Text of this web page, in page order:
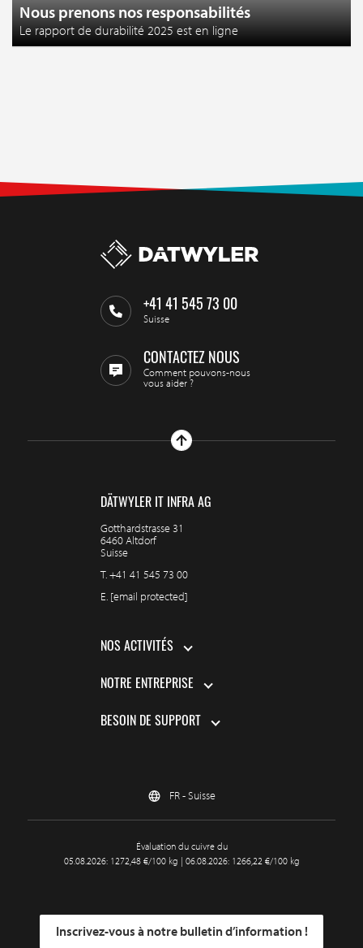
Nous prenons nos responsabilités
Le rapport de durabilité 2025 est en ligne
+41 41 545 73 00
Suisse
CONTACTEZ NOUS
Comment pouvons-nous
vous aider ?
DÄTWYLER IT INFRA AG
Gotthardstrasse 31
6460 Altdorf
Suisse
T.+41 41 545 73 00
E. [email protected]
NOS ACTIVITÉS
NOTRE ENTREPRISE
BESOIN DE SUPPORT
FR - Suisse
Évaluation du cuivre du
05.08.2026: 1272,48 €/100 kg | 06.08.2026: 1266,22 €/100 kg
Inscrivez-vous à notre bulletin d’information !